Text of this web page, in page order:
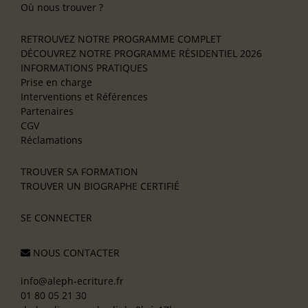
Où nous trouver ?
RETROUVEZ NOTRE PROGRAMME COMPLET
DÉCOUVREZ NOTRE PROGRAMME RÉSIDENTIEL 2026
INFORMATIONS PRATIQUES
Prise en charge
Interventions et Références
Partenaires
CGV
Réclamations
TROUVER SA FORMATION
TROUVER UN BIOGRAPHE CERTIFIÉ
SE CONNECTER
NOUS CONTACTER
info@aleph-ecriture.fr
01 80 05 21 30